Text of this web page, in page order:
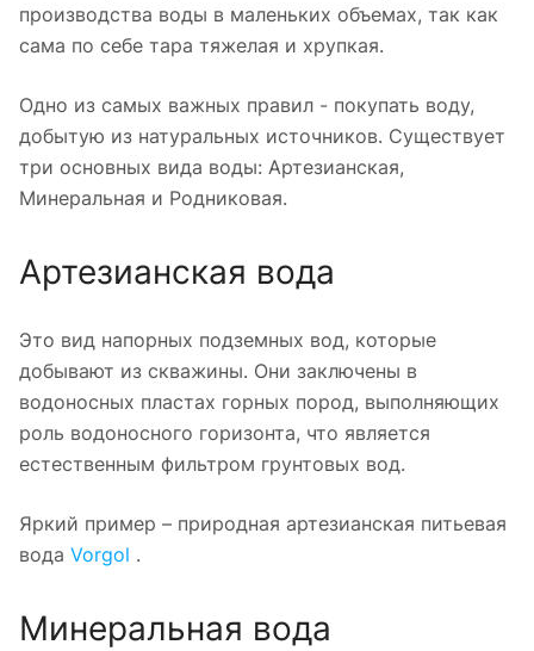
производства воды в маленьких объемах, так как
сама по себе тара тяжелая и хрупкая.
Одно из самых важных правил - покупать воду,
добытую из натуральных источников. Существует
три основных вида воды: Артезианская,
Минеральная и Родниковая.
Артезианская вода
Это вид напорных подземных вод, которые
добывают из скважины. Они заключены в
водоносных пластах горных пород, выполняющих
роль водоносного горизонта, что является
естественным фильтром грунтовых вод.
Яркий пример – природная артезианская питьевая
вода Vorgol .
Минеральная вода